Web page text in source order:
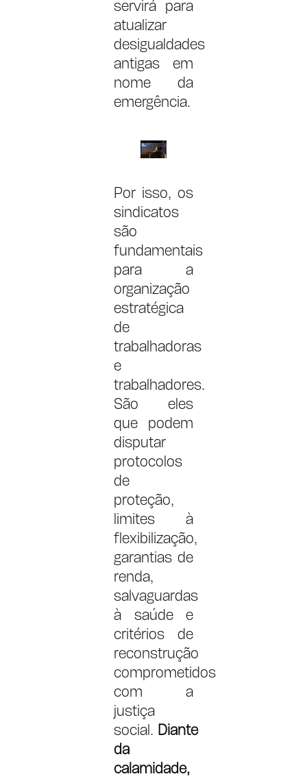
servirá para
atualizar
desigualdades
antigas em
nome da
emergência.
Por isso, os
sindicatos
são
fundamentais
para a
organização
estratégica
de
trabalhadoras
e
trabalhadores.
São eles
que podem
disputar
protocolos
de
proteção,
limites à
flexibilização,
garantias de
renda,
salvaguardas
à saúde e
critérios de
reconstrução
comprometidos
com a
justiça
social. Diante
da
calamidade,